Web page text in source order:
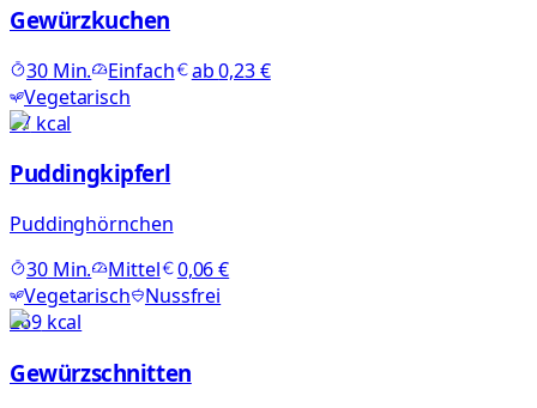
Gewürzkuchen
30Min. Einfach ab0,23 €
Vegetarisch
97kcal
Puddingkipferl
Puddinghörnchen
30Min. Mittel
0,06 €
Vegetarisch
Nussfrei
269kcal
Gewürzschnitten